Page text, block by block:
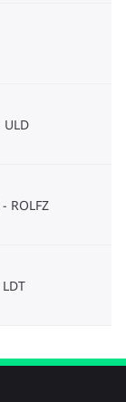
ULD
ROLFZ
LDT